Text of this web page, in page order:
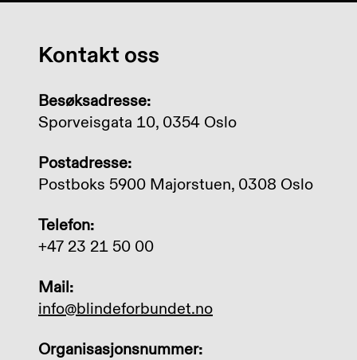
Kontakt oss
Besøksadresse:
Sporveisgata 10, 0354 Oslo
Postadresse:
Postboks 5900 Majorstuen, 0308 Oslo
Telefon:
+47 23 21 50 00
Mail:
info@blindeforbundet.no
Organisasjonsnummer: